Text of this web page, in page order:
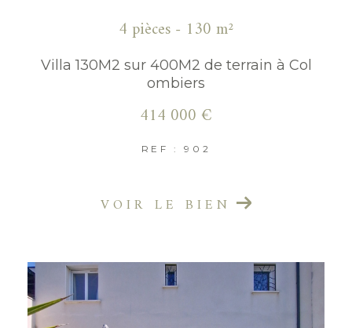
4 pièces - 130 m²
Villa 130M2 sur 400M2 de terrain à Col
ombiers
414 000 €
REF : 902
VOIR LE BIEN